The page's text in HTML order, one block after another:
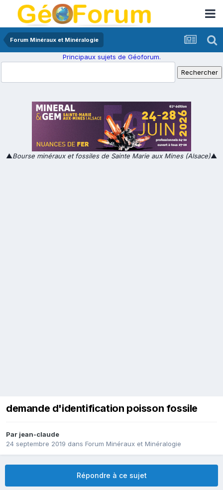
Forum Minéraux et Minéralogie
Principaux sujets de Géoforum.
▲Bourse minéraux et fossiles de Sainte Marie aux Mines (Alsace)▲
demande d'identification poisson fossile
Par jean-claude
24 septembre 2019 dans Forum Minéraux et Minéralogie
Répondre à ce sujet